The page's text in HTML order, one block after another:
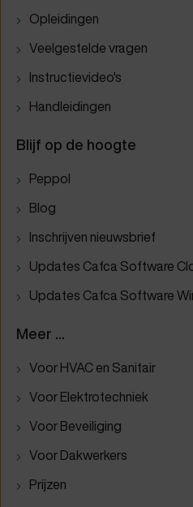
Opleidingen
Veelgestelde vragen
Instructievideo's
Handleidingen
Blijf op de hoogte
Peppol
Blog
Inschrijven nieuwsbrief
Updates Cafca Software
Updates Cafca Software
Meer ...
Voor HVAC en Sanitair
Voor Elektrotechniek
Voor Beveiliging
Voor Dakwerkers
Prijzen